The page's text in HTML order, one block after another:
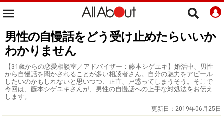
男性の自慢話をどう受け止めたらいいか
わかりません
【31歳からの恋愛相談室／アドバイザー：藤本シゲユキ】婚活中、男性
から自慢話を聞かされることが多い相談者さん。自分の魅力をアピール
したいのかもしれないと思いつつ、正直、戸惑ってしまうそう。そこで
今回は、藤本シゲユキさんが、男性の自慢話への上手な対処法をお伝え
します。
更新日： 2019年06月25日